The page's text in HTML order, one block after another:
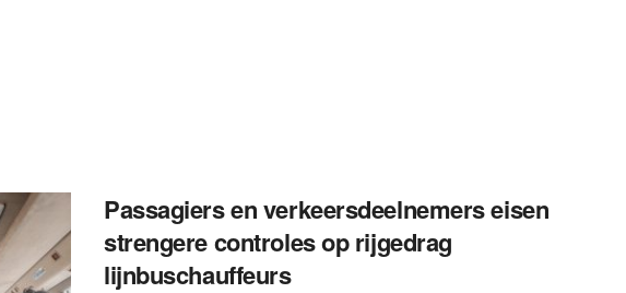
Passagiers en verkeersdeelnemers eisen
strengere controles op rijgedrag
lijnbuschauffeurs